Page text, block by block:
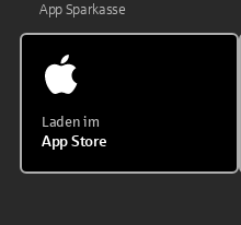
App Sparkasse
Laden im
App Store